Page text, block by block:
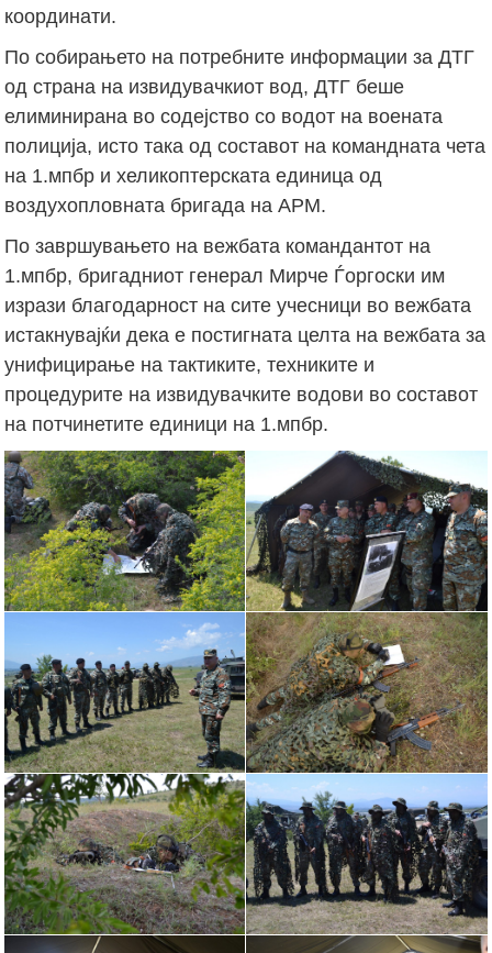
координати.
По собирањето на потребните информации за ДТГ
од страна на извидувачкиот вод, ДТГ беше
елиминирана во содејство со водот на воената
полиција, исто така од составот на командната чета
на 1.мпбр и хеликоптерската единица од
воздухопловната бригада на АРМ.
По завршувањето на вежбата командантот на
1.мпбр, бригадниот генерал Мирче Ѓоргоски им
изрази благодарност на сите учесници во вежбата
истакнувајќи дека е постигната целта на вежбата за
унифицирање на тактиките, техниките и
процедурите на извидувачките водови во составот
на потчинетите единици на 1.мпбр.